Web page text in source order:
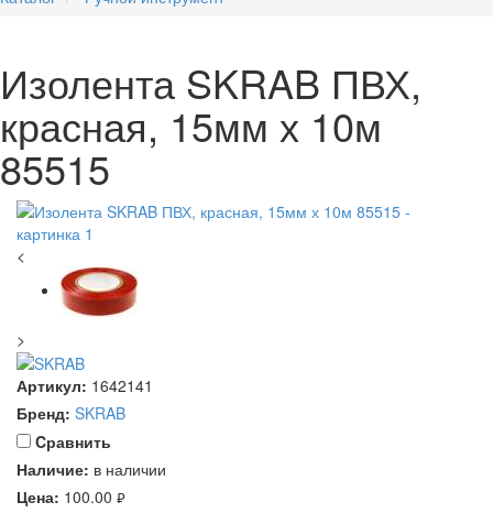
Изолента SKRAB ПВХ,
красная, 15мм х 10м
85515
<
>
Артикул: 1642141
Бренд: SKRAB
Cравнить
Наличие: в наличии
Цена: 100.00 руб.